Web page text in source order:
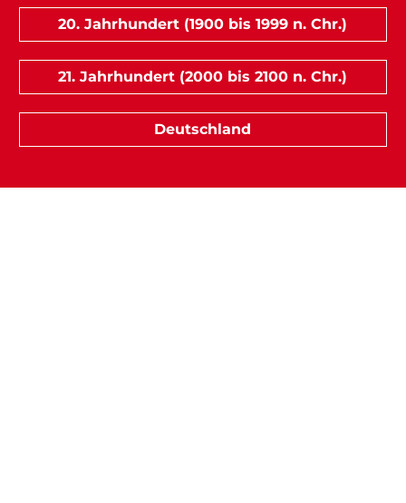
20. Jahrhundert (1900 bis 1999 n. Chr.)
21. Jahrhundert (2000 bis 2100 n. Chr.)
Deutschland